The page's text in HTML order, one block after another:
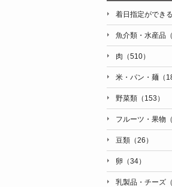
着日指定ができ
魚介類・水産品
肉（510）
米・パン・麺（
野菜類（153）
フルーツ・果物
豆類（26）
卵（34）
乳製品・チーズ（